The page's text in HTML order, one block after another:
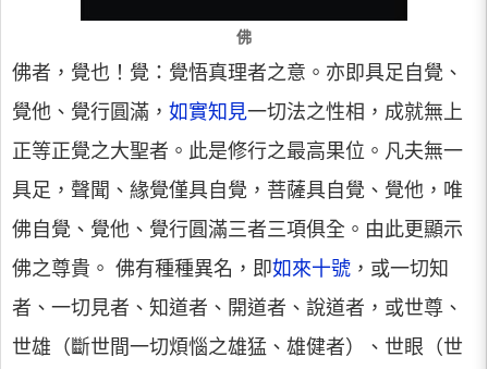
佛
佛者，覺也！覺：覺悟真理者之意。亦即具足自覺、
覺他、覺行圓滿， 如實知見一切法之性相，成就無上
正等正覺之大聖者。此是修行之最高果位。凡夫無一
具足，聲聞、緣覺僅具自覺，菩薩具自覺、覺他，唯
佛自覺、覺他、覺行圓滿三者三項俱全。由此更顯示
佛之尊貴。 佛有種種異名，即如來十號 ，或一切知
者、一切見者、知道者、開道者、說道者，或世尊、
世雄（斷世間一切煩惱之雄猛、雄健者）、世眼（世